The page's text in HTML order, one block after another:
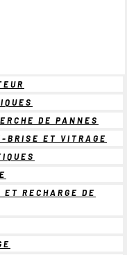
DE PANNES
BRISE ET VITRAGE
RECHARGE DE